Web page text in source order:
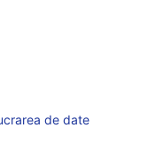
de date